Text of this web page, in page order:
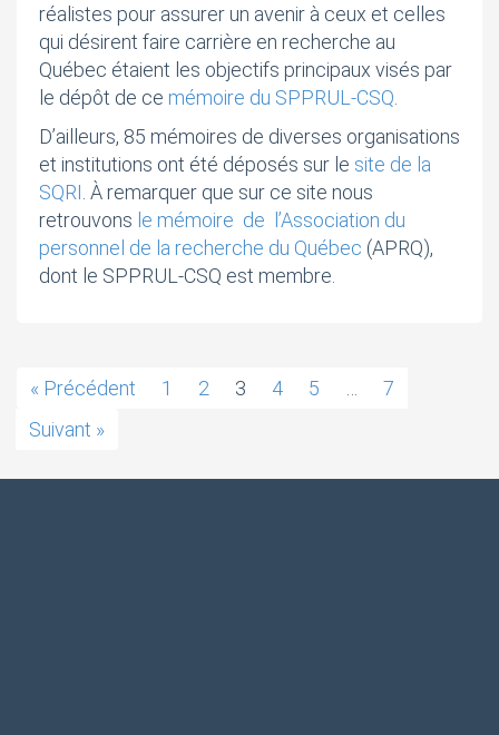
réalistes pour assurer un avenir à ceux et celles
qui désirent faire carrière en recherche au
Québec étaient les objectifs principaux visés par
le dépôt de ce mémoire du SPPRUL-CSQ
D’ailleurs, 85 mémoires de diverses organisations
et institutions ont été déposés sur le site de la
SQRI . À remarquer que sur ce site nous
retrouvons le mémoire de l’Association du
personnel de la recherche du Québec (APRQ),
dont le SPPRUL-CSQ est membre.
« Précédent 1 2 3 4 5
7
Suivant »